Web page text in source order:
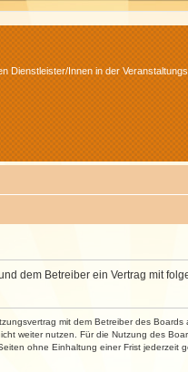
Dienstleister/Innen in der
dem Betreiber ein Vertrag mit
mit dem Betreiber des
weiter nutzen. Für die Nutzung des
ohne Einhaltung einer Frist jederzeit